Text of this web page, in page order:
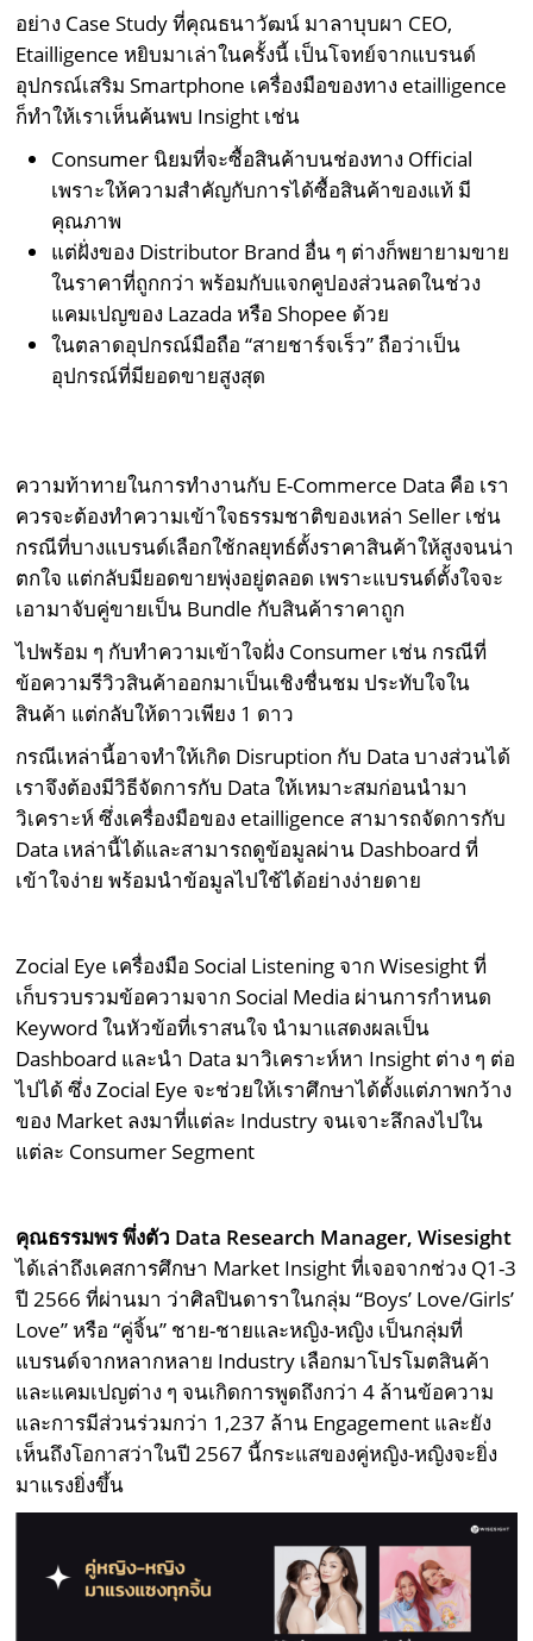
อย่าง Case Study ที่คุณธนาวัฒน์ มาลาบุบผา CEO,
Etailligence หยิบมาเล่าในครั้งนี้ เป็นโจทย์จากแบรนด์
อุปกรณ์เสริม Smartphone เครื่องมือของทาง etailligence
ก็ทำให้เราเห็นค้นพบ Insight เช่น
Consumer นิยมที่จะซื้อสินค้าบนช่องทาง Official
เพราะให้ความสำคัญกับการได้ซื้อสินค้าของแท้ มี
คุณภาพ
แต่ฝั่งของ Distributor Brand อื่น ๆ ต่างก็พยายามขาย
ในราคาที่ถูกกว่า พร้อมกับแจกคูปองส่วนลดในช่วง
แคมเปญของ Lazada หรือ Shopee ด้วย
ในตลาดอุปกรณ์มือถือ “สายชาร์จเร็ว” ถือว่าเป็น
อุปกรณ์ที่มียอดขายสูงสุด
ความท้าทายในการทำงานกับ E-Commerce Data คือ เรา
ควรจะต้องทำความเข้าใจธรรมชาติของเหล่า Seller เช่น
กรณีที่บางแบรนด์เลือกใช้กลยุทธ์ตั้งราคาสินค้าให้สูงจนน่า
ตกใจ แต่กลับมียอดขายพุ่งอยู่ตลอด เพราะแบรนด์ตั้งใจจะ
เอามาจับคู่ขายเป็น Bundle กับสินค้าราคาถูก
ไปพร้อม ๆ กับทำความเข้าใจฝั่ง Consumer เช่น กรณีที่
ข้อความรีวิวสินค้าออกมาเป็นเชิงชื่นชม ประทับใจใน
สินค้า แต่กลับให้ดาวเพียง 1 ดาว
กรณีเหล่านี้อาจทำให้เกิด Disruption กับ Data บางส่วนได้
เราจึงต้องมีวิธีจัดการกับ Data ให้เหมาะสมก่อนนำมา
วิเคราะห์ ซึ่งเครื่องมือของ etailligence สามารถจัดการกับ
Data เหล่านี้ได้และสามารถดูข้อมูลผ่าน Dashboard ที่
เข้าใจง่าย พร้อมนำข้อมูลไปใช้ได้อย่างง่ายดาย
Zocial Eye เครื่องมือ Social Listening จาก Wisesight ที่
เก็บรวบรวมข้อความจาก Social Media ผ่านการกำหนด
Keyword ในหัวข้อที่เราสนใจ นำมาแสดงผลเป็น
Dashboard และนำ Data มาวิเคราะห์หา Insight ต่าง ๆ ต่อ
ไปได้ ซึ่ง Zocial Eye จะช่วยให้เราศึกษาได้ตั้งแต่ภาพกว้าง
ของ Market ลงมาที่แต่ละ Industry จนเจาะลึกลงไปใน
แต่ละ Consumer Segment
คุณธรรมพร พึ่งตัว Data Research Manager, Wisesight
ได้เล่าถึงเคสการศึกษา Market Insight ที่เจอจากช่วง Q1-3
ปี 2566 ที่ผ่านมา ว่าศิลปินดาราในกลุ่ม “Boys’ Love/Girls’
Love” หรือ “คู่จิ้น” ชาย-ชายและหญิง-หญิง เป็นกลุ่มที่
แบรนด์จากหลากหลาย Industry เลือกมาโปรโมตสินค้า
และแคมเปญต่าง ๆ จนเกิดการพูดถึงกว่า 4 ล้านข้อความ
และการมีส่วนร่วมกว่า 1,237 ล้าน Engagement และยัง
เห็นถึงโอกาสว่าในปี 2567 นี้กระแสของคู่หญิง-หญิงจะยิ่ง
มาแรงยิ่งขึ้น